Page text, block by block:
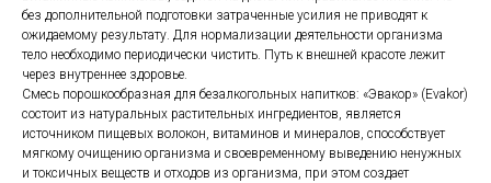
без дополнительной подготовки затраченные усилия не приводят к
ожидаемому результату. Для нормализации деятельности организма
тело необходимо периодически чистить. Путь к внешней красоте лежит
через внутреннее здоровье.
Смесь порошкообразная для безалкогольных напитков: «Эвакор» (Evakor)
состоит из натуральных растительных ингредиентов, является
источником пищевых волокон, витаминов и минералов, способствует
мягкому очищению организма и своевременному выведению ненужных
и токсичных веществ и отходов из организма, при этом создает